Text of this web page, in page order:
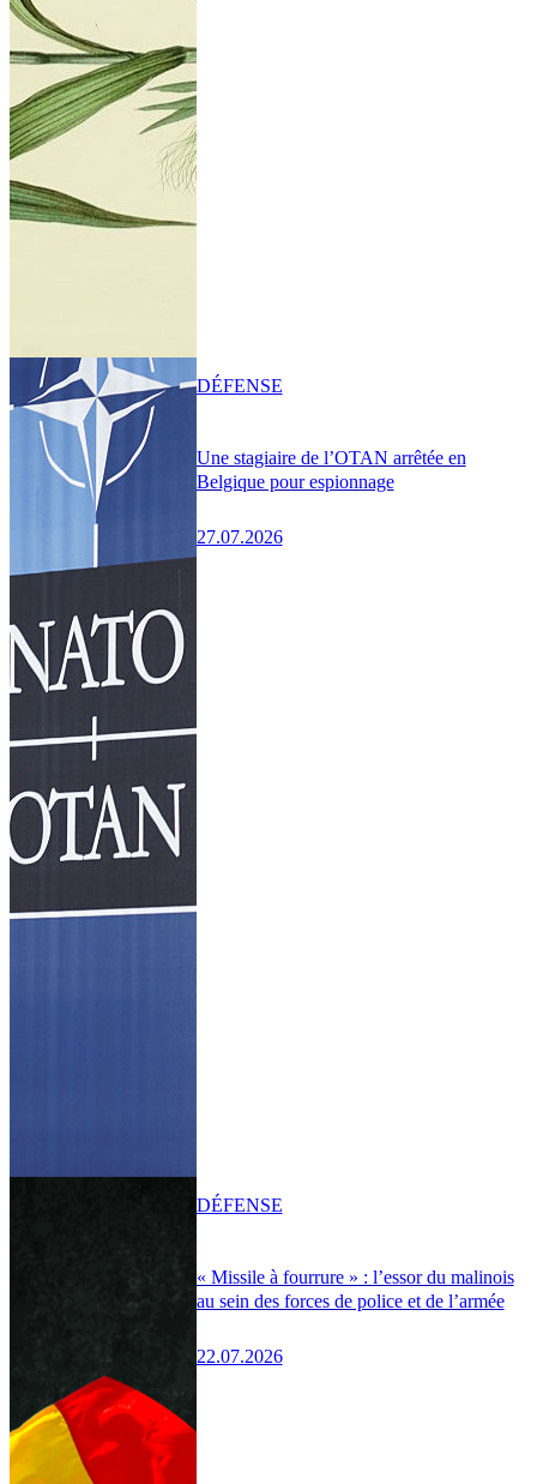
Une stagiaire de l’OTAN arrêtée en
Belgique pour espionnage
27.07.2026
DÉFENSE
« Missile à fourrure » : l’essor du malinois
au sein des forces de police et de l’armée
22.07.2026
DÉFENSE